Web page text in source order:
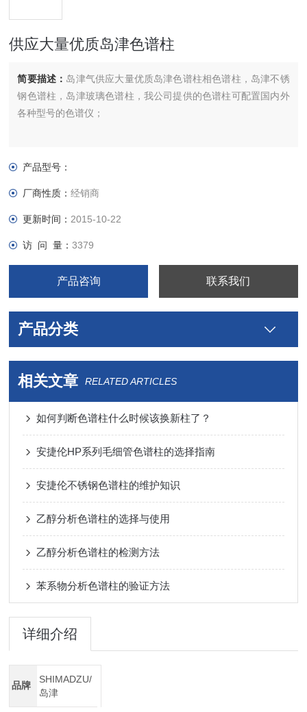
供应大量优质岛津色谱柱
简要描述： 岛津气供应大量优质岛津色谱柱相色谱柱，岛津不锈
钢色谱柱，岛津玻璃色谱柱，我公司提供的色谱柱可配置国内外
各种型号的色谱仪；
产品型号：
厂商性质：经销商
更新时间： 2015-10-22
访 问 量：3379
产品咨询 联系我们
产品分类
相关文章 RELATED ARTICLES
如何判断色谱柱什么时候该换新柱了？
安捷伦HP系列毛细管色谱柱的选择指南
安捷伦不锈钢色谱柱的维护知识
乙醇分析色谱柱的选择与使用
乙醇分析色谱柱的检测方法
苯系物分析色谱柱的验证方法
详细介绍
品牌
SHIMADZU/
岛津